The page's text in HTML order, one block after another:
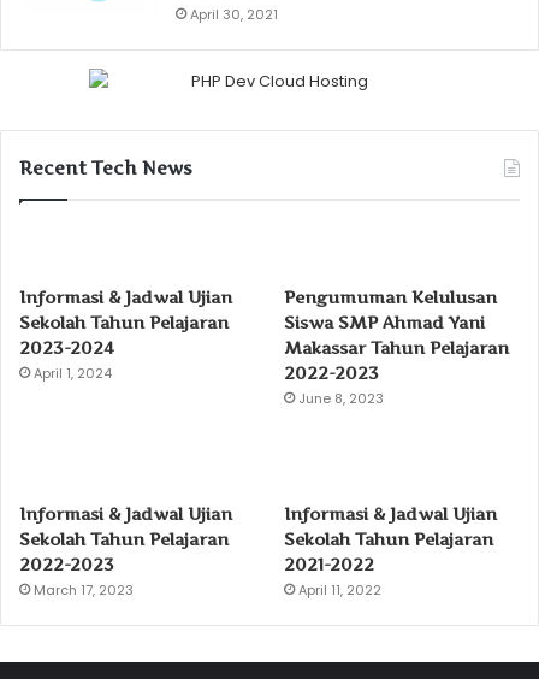
April 30, 2021
Recent Tech News
Informasi & Jadwal Ujian
Sekolah Tahun Pelajaran
2023-2024
April 1, 2024
Pengumuman Kelulusan
Siswa SMP Ahmad Yani
Makassar Tahun Pelajaran
2022-2023
June 8, 2023
Informasi & Jadwal Ujian
Sekolah Tahun Pelajaran
2022-2023
March 17, 2023
Informasi & Jadwal Ujian
Sekolah Tahun Pelajaran
2021-2022
April 11, 2022